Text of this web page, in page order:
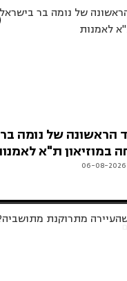
הראשונה של נומה בר
במוזיאון ת"א
06-08-2026